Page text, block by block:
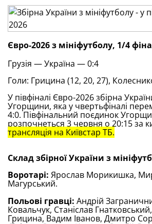
Євро-2026 з мініфутболу, 1/4
Грузія — Україна — 0:4
Голи: Грицина (12, 20, 27),
У півфіналі Євро-2026 збірна
Угорщини, яка у чвертьфіналі
4:0. Півфінальний поєдинок
розпочнеться 3 червня о 20:15 за
трансляція на Київстар ТБ.
Склад збірної України з
Воротарі: Ярослав Морикишка,
Магурський.
Польові гравці: Андрій
Ковальчук, Станіслав
Грицина, Вадим Іванов, Дмитро